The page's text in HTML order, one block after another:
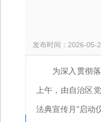
发布时间：2026-
为深入贯彻
上午，由自治区
法典宣传月”启动